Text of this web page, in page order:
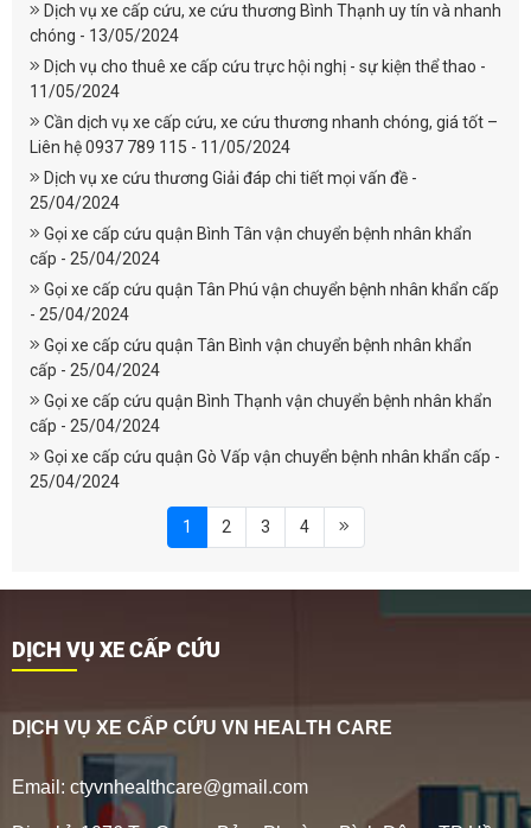
Dịch vụ xe cấp cứu, xe cứu thương Bình Thạnh uy tín và nhanh
chóng - 13/05/2024
Dịch vụ cho thuê xe cấp cứu trực hội nghị - sự kiện thể thao -
11/05/2024
Cần dịch vụ xe cấp cứu, xe cứu thương nhanh chóng, giá tốt –
Liên hệ 0937 789 115 - 11/05/2024
Dịch vụ xe cứu thương Giải đáp chi tiết mọi vấn đề -
25/04/2024
Gọi xe cấp cứu quận Bình Tân vận chuyển bệnh nhân khẩn
cấp - 25/04/2024
Gọi xe cấp cứu quận Tân Phú vận chuyển bệnh nhân khẩn cấp
- 25/04/2024
Gọi xe cấp cứu quận Tân Bình vận chuyển bệnh nhân khẩn
cấp - 25/04/2024
Gọi xe cấp cứu quận Bình Thạnh vận chuyển bệnh nhân khẩn
cấp - 25/04/2024
Gọi xe cấp cứu quận Gò Vấp vận chuyển bệnh nhân khẩn cấp -
25/04/2024
1 2 3 4
DỊCH VỤ XE CẤP CỨU
DỊCH VỤ XE CẤP CỨU VN HEALTH CARE
Email: ctyvnhealthcare@gmail.com